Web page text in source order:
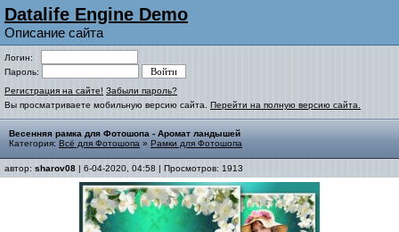
Datalife Engine Demo
Описание сайта
Логин:
Пароль:
Регистрация на сайте! Забыли пароль?
Вы просматриваете мобильную версию сайта. Перейти на полную версию сайта.
Весенняя рамка для Фотошопа - Аромат ландышей
Категория: Всё для Фотошопа » Рамки для Фотошопа
автор: sharov08 | 6-04-2020, 04:58 | Просмотров: 1913